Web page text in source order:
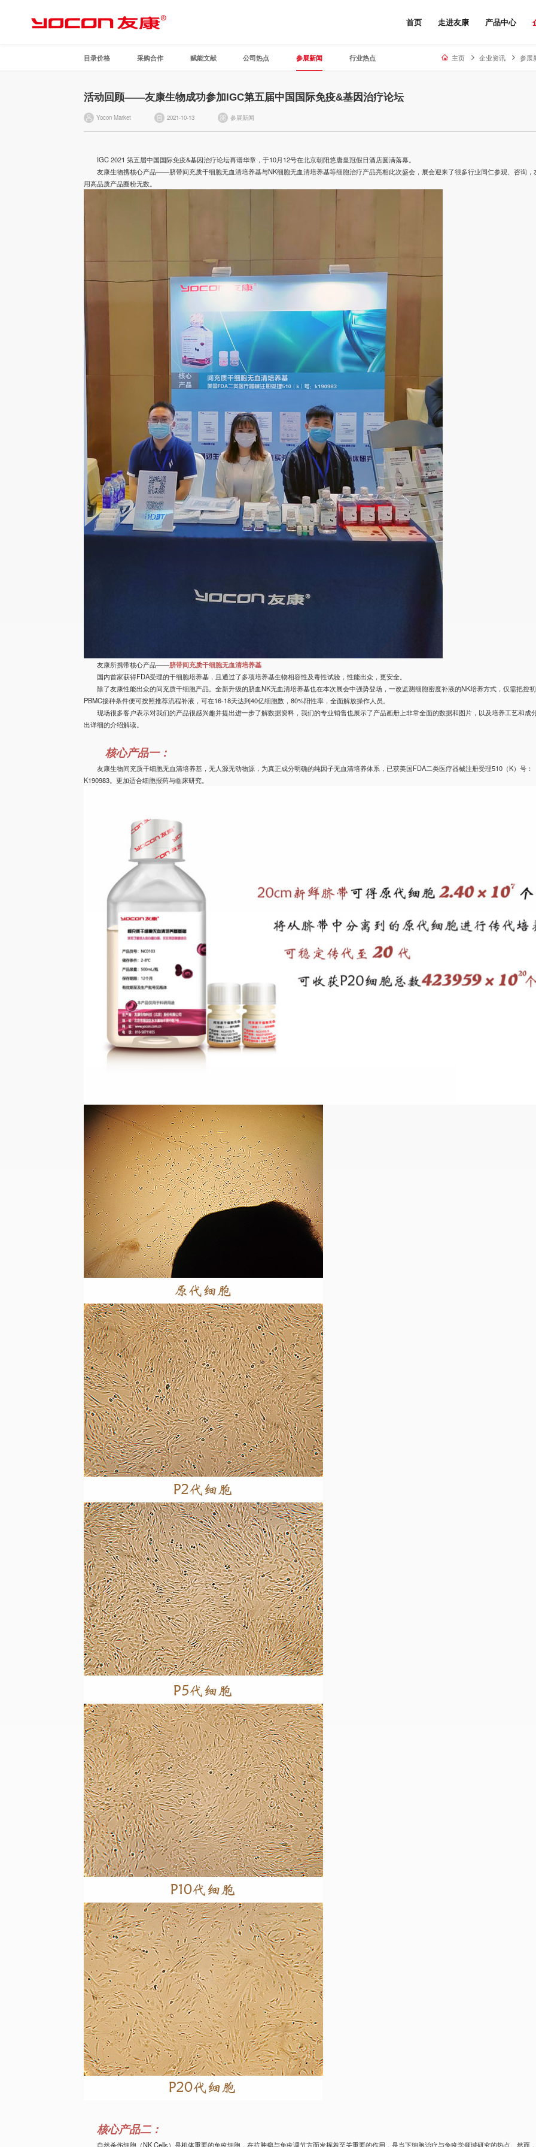
首页 走进友康 产品中心
主页 企业资讯 参展
目录价格 采购合作 赋能文献 公司热点 参展新闻 行业热点
活动回顾——友康生物成功参加IGC第五届中国国际免疫&基因治疗论坛
Yocon Market 2021-10-13 参展新闻
IGC 2021 第五届中国国际免疫&基因治疗论坛再谱华章，于10月12号在北京朝阳悠唐皇冠假日酒店圆满落幕。
友康生物携核心产品——脐带间充质干细胞无血清培养基与NK细胞无血清培养基等细胞治疗产品亮相此次盛会，展会迎来了很多行业同仁参观、咨询，
用高品质产品圈粉无数。
友康所携带核心产品——脐带间充质干细胞无血清培养基
国内首家获得FDA受理的干细胞培养基，且通过了多项培养基生物相容性及毒性试验，性能出众，更安全。
除了友康性能出众的间充质干细胞产品。全新升级的脐血NK无血清培养基也在本次展会中强势登场，一改监测细胞密度补液的NK培养方式，仅需把控
PBMC接种条件便可按照推荐流程补液，可在16-18天达到40亿细胞数，80%阳性率，全面解放操作人员。
现场很多客户表示对我们的产品很感兴趣并提出进一步了解数据资料，我们的专业销售也展示了产品画册上非常全面的数据和图片，以及培养工艺和成
出详细的介绍解读。
核心产品一：
友康生物间充质干细胞无血清培养基，无人源无动物源，为真正成分明确的纯因子无血清培养体系，已获美国FDA二类医疗器械注册受理510（K）号：
K190983。更加适合细胞报药与临床研究。
核心产品二：
自然杀伤细胞（NK Cells）是机体重要的免疫细胞，在抗肿瘤与免疫调节方面发挥着至关重要的作用，是当下细胞治疗与免疫学领域研究的热点。然而